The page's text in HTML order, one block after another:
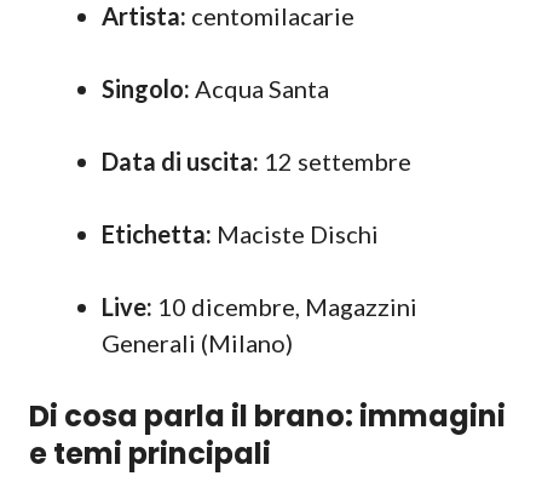
Artista: centomilacarie
Singolo: Acqua Santa
Data di uscita: 12 settembre
Etichetta: Maciste Dischi
Live: 10 dicembre, Magazzini
Generali (Milano)
Di cosa parla il brano: immagini
e temi principali